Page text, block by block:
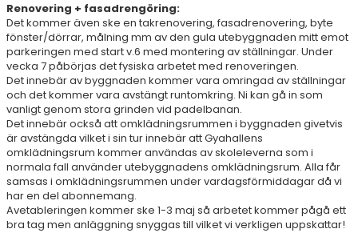
ÖPETTIDER SOMMAR
Renovering + fasadrengöring:
Det kommer även ske en takrenovering, fasadrenovering, byte
fönster/dörrar, målning mm av den gula utebyggnaden mitt emot
parkeringen med start v.6 med montering av ställningar. Under
vecka 7 påbörjas det fysiska arbetet med renoveringen.
Det innebär av byggnaden kommer vara omringad av ställningar
och det kommer vara avstängt runtomkring. Ni kan gå in som
vanligt genom stora grinden vid padelbanan.
Det innebär också att omklädningsrummen i byggnaden givetvis
är avstängda vilket i sin tur innebär att Gyahallens
omklädningsrum kommer användas av skoleleverna som i
normala fall använder utebyggnadens omklädningsrum. Alla får
samsas i omklädningsrummen under vardagsförmiddagar då vi
har en del abonnemang.
Avetableringen kommer ske 1-3 maj så arbetet kommer pågå ett
bra tag men anläggning snyggas till vilket vi verkligen uppskattar!